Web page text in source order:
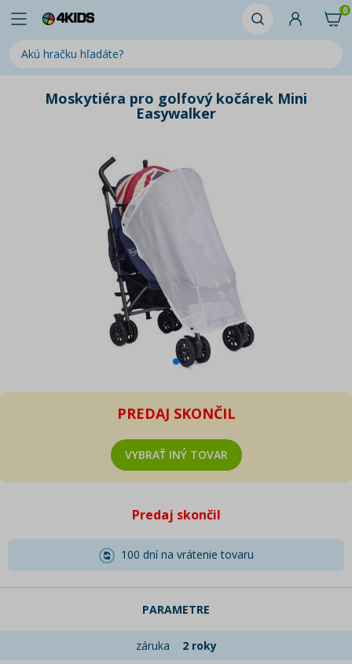
0
Moskytiéra pro golfový kočárek Mini
Easywalker
PREDAJ SKONČIL
VYBRAŤ INÝ TOVAR
Predaj skončil
100 dní na vrátenie tovaru
PARAMETRE
záruka
2 roky